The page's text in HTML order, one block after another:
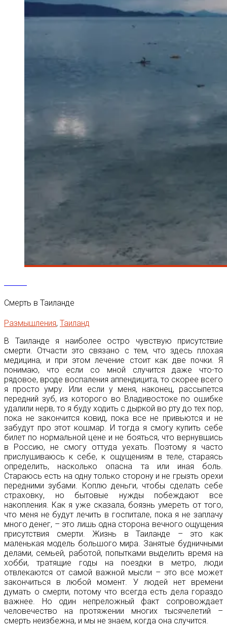
Смерть в Таиланде
Размышления, Таиланд
В Таиланде я наиболее остро чувствую присутствие
смерти. Отчасти это связано с тем, что здесь плохая
медицина, и при этом лечение стоит как две почки. Я
понимаю, что если со мной случится даже что-то
рядовое, вроде воспаления аппендицита, то скорее всего
я просто умру. Или если у меня, наконец, рассыпется
передний зуб, из которого во Владивостоке по ошибке
удалили нерв, то я буду ходить с дыркой во рту до тех пор,
пока не закончится ковид, пока все не привьются и не
забудут про этот кошмар. И тогда я смогу купить себе
билет по нормальной цене и не бояться, что вернувшись
в Россию, не смогу оттуда уехать. Поэтому я часто
прислушиваюсь к себе, к ощущениям в теле, стараясь
определить, насколько опасна та или иная боль.
Стараюсь есть на одну только сторону и не грызть орехи
передними зубами. Коплю деньги, чтобы сделать себе
страховку, но бытовые нужды побеждают все
накопления. Как я уже сказала, боязнь умереть от того,
что меня не будут лечить в госпитале, пока я не заплачу
много денег, – это лишь одна сторона вечного ощущения
присутствия смерти. Жизнь в Таиланде – это как
маленькая модель большого мира. Занятые будничными
делами, семьей, работой, попытками выделить время на
хобби, тратящие годы на поездки в метро, люди
отвлекаются от самой важной мысли – это все может
закончиться в любой момент. У людей нет времени
думать о смерти, потому что всегда есть дела гораздо
важнее. Но один непреложный факт сопровождает
человечество на протяжении многих тысячелетий –
смерть неизбежна, и мы не знаем, когда она случится.